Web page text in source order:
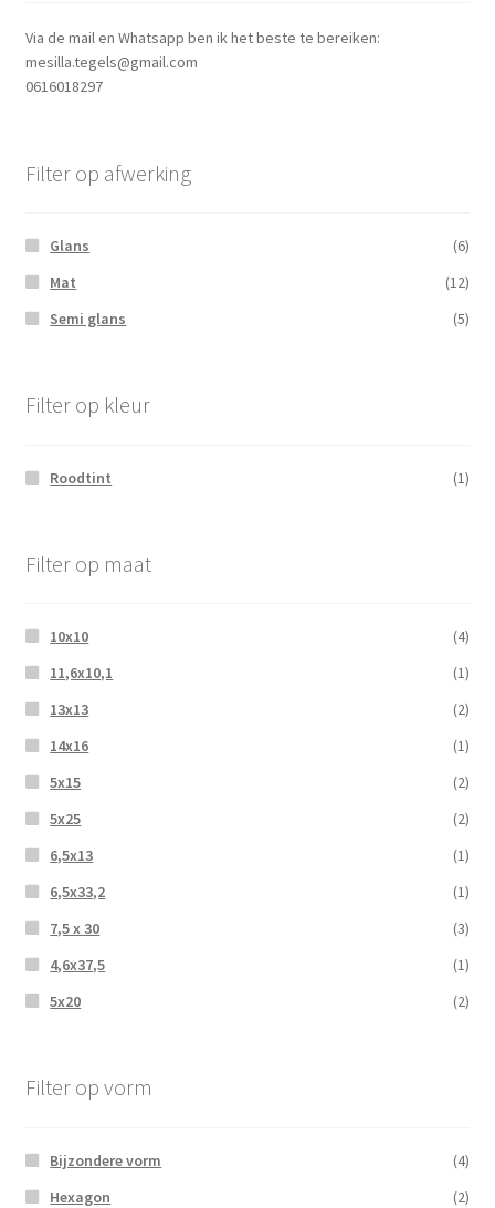
Via de mail en Whatsapp ben ik het beste te bereiken:
mesilla.tegels@gmail.com
0616018297
Filter op afwerking
Glans
(6)
Mat
(12)
Semi glans
(5)
Filter op kleur
Roodtint (1)
Filter op maat
10x10
(4)
11,6x10,1
(1)
13x13
(2)
14x16
(1)
5x15
(2)
5x25
(2)
6,5x13
(1)
6,5x33,2
(1)
7,5 x 30
(3)
4,6x37,5
(1)
5x20
(2)
Filter op vorm
Bijzondere vorm
(4)
Hexagon
(2)